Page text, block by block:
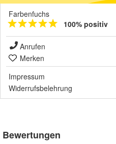
Farbenfuchs
100% positiv
Anrufen
Merken
Impressum
Widerrufsbelehrung
Bewertungen